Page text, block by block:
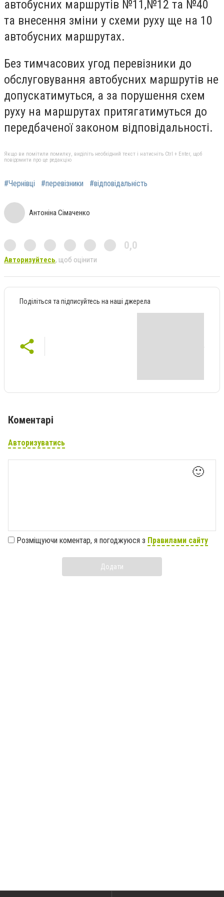
автобусних маршрутів №11,№12 та №40
та внесення зміни у схеми руху ще на 10
автобусних маршрутах.
Без тимчасових угод перевізники до
обслуговування автобусних маршрутів не
допускатимуться, а за порушення схем
руху на маршрутах притягатимуться до
передбаченої законом відповідальності.
Якщо ви помітили помилку, виділіть необхідний текст і натисніть Ctrl + Enter, щоб
повідомити про це редакцію
#Чернівці #перевізники #відповідальність
Антоніна Сімаченко
0,0
Авторизуйтесь, щоб оцінити
Поділіться та підписуйтесь на наші джерела
Коментарі
Авторизуватись
🙂
Розміщуючи коментар, я погоджуюся з Правилами сайту
Додати